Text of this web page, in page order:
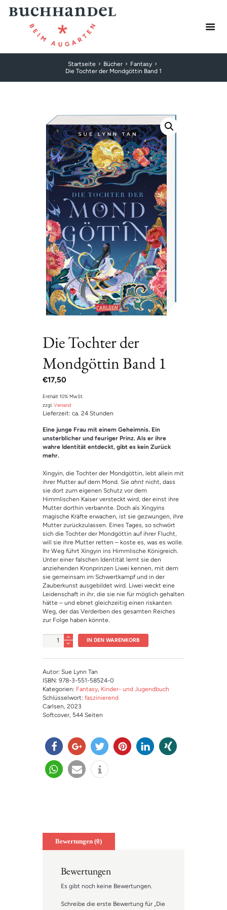
Startseite Bücher
Fantasy
Die Tochter der Mondgöttin Band 1
Die Tochter der
Mondgöttin Band 1
€17,50
Enthält 10% MwSt.
zzgl. Versand
Lieferzeit: ca. 24 Stunden
Eine junge Frau mit einem Geheimnis. Ein
unsterblicher und feuriger Prinz. Als er ihre
wahre Identität entdeckt, gibt es kein Zurück
mehr.
Xingyin, die Tochter der Mondgöttin, lebt allein mit
ihrer Mutter auf dem Mond. Sie ahnt nicht, dass
sie dort zum eigenen Schutz vor dem
Himmlischen Kaiser versteckt wird, der einst ihre
Mutter dorthin verbannte. Doch als Xingyins
magische Kräfte erwachen, ist sie gezwungen, ihre
Mutter zurückzulassen. Eines Tages, so schwört
sich die Tochter der Mondgöttin auf ihrer Flucht,
will sie ihre Mutter retten – koste es, was es wolle.
Ihr Weg führt Xingyin ins Himmlische Königreich.
Unter einer falschen Identität lernt sie den
anziehenden Kronprinzen Liwei kennen, mit dem
sie gemeinsam im Schwertkampf und in der
Zauberkunst ausgebildet wird. Liwei weckt eine
Leidenschaft in ihr, die sie nie für möglich gehalten
hätte – und ebnet gleichzeitig einen riskanten
Weg, der das Verderben des gesamten Reiches
zur Folge haben könnte.
Anzahl IN DEN WARENKORB
Autor: Sue Lynn Tan
ISBN: 978-3-551-58524-0
Kategorien: Fantasy, Kinder- und Jugendbuch
Schlüsselwort: faszinierend
Carlsen, 2023
Softcover, 544 Seiten
teilen teilen twitter
Bewertungen (0)
Bewertungen
Es gibt noch keine Bewertungen.
Schreibe die erste Bewertung für „Die